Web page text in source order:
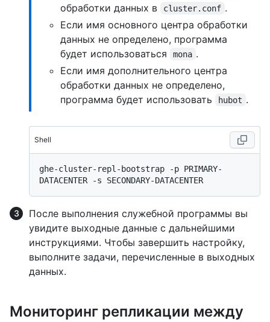
обработки данных в
cluster.conf .
Если имя основного центра обработки
данных не определено, программа
будет использоваться
mona .
Если имя дополнительного центра
обработки данных не определено,
программа будет использовать
hubot .
Shell
ghe-cluster-repl-bootstrap -p PRIMARY-
После выполнения служебной программы вы
увидите выходные данные с дальнейшими
инструкциями. Чтобы завершить настройку,
выполните задачи, перечисленные в выходных
данных.
Мониторинг репликации между